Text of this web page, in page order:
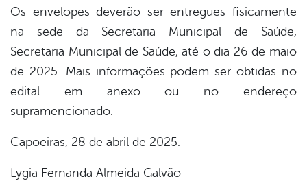
Os envelopes deverão ser entregues fisicamente
na sede da Secretaria Municipal de Saúde,
Secretaria Municipal de Saúde, até o dia 26 de maio
de 2025. Mais informações podem ser obtidas no
edital em anexo ou no endereço
supramencionado.
Capoeiras, 28 de abril de 2025.
Lygia Fernanda Almeida Galvão